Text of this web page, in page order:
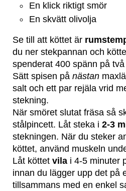
En klick riktigt smör
En skvätt olivolja
Se till att köttet är
du ner stekpannan och
spenderat 400 spänn på
Sätt spisen på nästan
salt och ett par rejäla vrid
stekning.
När smöret slutat fräsa så
stålpincett. Låt steka i 2-3
stekningen. När du steker
köttet, använd muskeln
Låt köttet vila i 4-5 minuter
innan du lägger upp det på
tillsammans med en enkel